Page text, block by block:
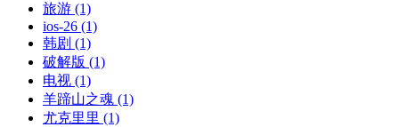
旅游 (1)
ios-26 (1)
韩剧 (1)
破解版 (1)
电视 (1)
羊蹄山之魂 (1)
尤克里里 (1)